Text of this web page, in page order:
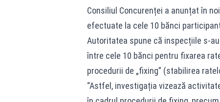
Consiliul Concurenței a anunțat în
efectuate la cele 10 bănci
Autoritatea spune că inspecțiile s-
între cele 10 bănci pentru fixarea
procedurii de „fixing” (stabilirea
“Astfel, investigația vizează